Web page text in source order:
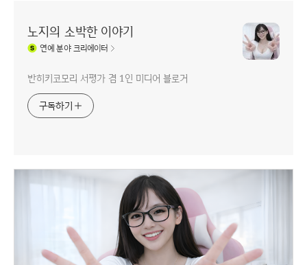
노지의 소박한 이야기
연예분야 크리에이터
반히키코모리 서평가 겸 1인 미디어 블로거
구독하기